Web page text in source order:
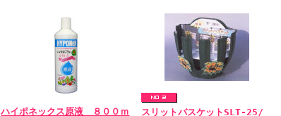
ハイポネックス原液 ８００ｍ
スリットバスケットSLT-25/